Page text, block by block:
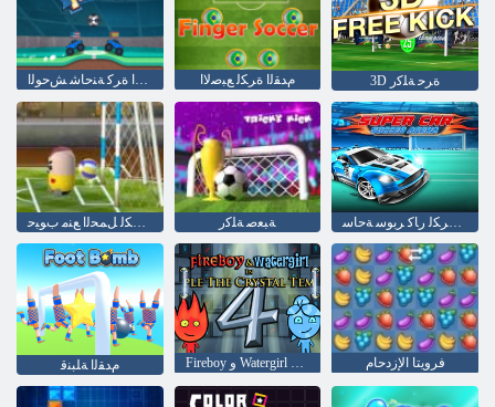
ﻡﺪﻘﻟﺍ ﺓﺮﻛ ﺔﻨﺣﺎﺷ ﺶﺣﻮﻟﺍ ﻡﺪﻘﻟﺍ ﺓﺮﻜﻟ ﻊﺒﺻﻻ ﺍ 3D ﺓﺮﺣ ﺔﻠﻛﺭ
ﻡﺪﻘﻟﺍ ﺓﺮﻜﻟ ﻞﻤﺤﻟﺍ ﻊﻨﻣ ﺏﻮﺒﺣ ﺔﺒﻌﺻ ﺔﻠﻛﺭ ﻡﺪﻘﻟﺍ ﺓﺮﻜﻟ ﺭﺎﻛ ﺮﺑﻮﺳ ﺔﺣﺎﺳ
ﻡﺪﻘﻟﺍ ﺔﻠﺒﻨﻗ Fireboy ﻭ Watergirl 4: Crystal Temple فرويتا الإزدحام